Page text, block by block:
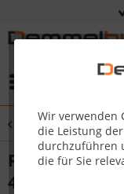
Wir verwenden
die Leistung
durchzuführen
die für Sie
Übersicht
Rechteck
44 mm Modell 1